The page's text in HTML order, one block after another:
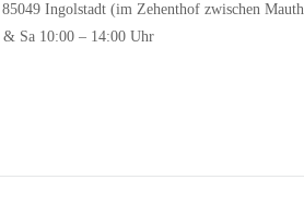
Ingolstadt (im Zehenthof zwischen
Sa 10:00 – 14:00 Uhr